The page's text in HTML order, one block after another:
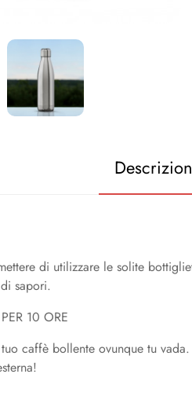
di utilizzare le solite
sapori.
10 ORE
caffè bollente ovunque tu